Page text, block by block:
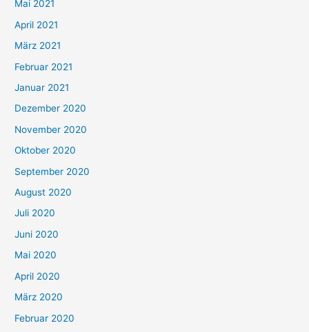
:
Mai 2021
April 2021
März 2021
Februar 2021
Januar 2021
Dezember 2020
November 2020
Oktober 2020
September 2020
August 2020
Juli 2020
Juni 2020
Mai 2020
April 2020
März 2020
Februar 2020